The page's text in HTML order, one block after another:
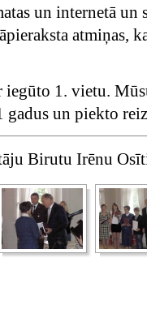
un internetā un
atmiņas,
1. vietu.
gadus un piekto
Birutu Irēnu